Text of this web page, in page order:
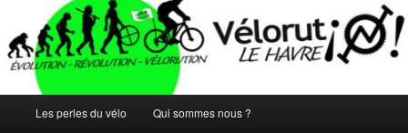
principal
Les perles du vélo Qui sommes nous ?